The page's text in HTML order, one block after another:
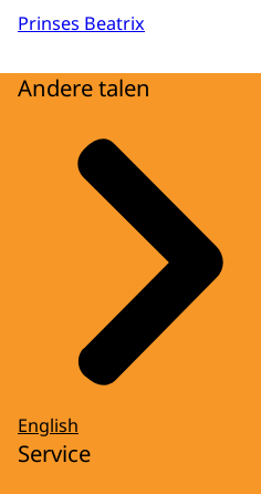
Prinses Beatrix
Andere talen
English
Service